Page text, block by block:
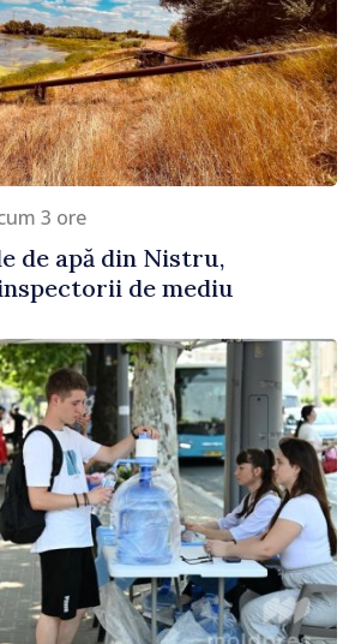
3 ore
de apă din Nistru,
de mediu